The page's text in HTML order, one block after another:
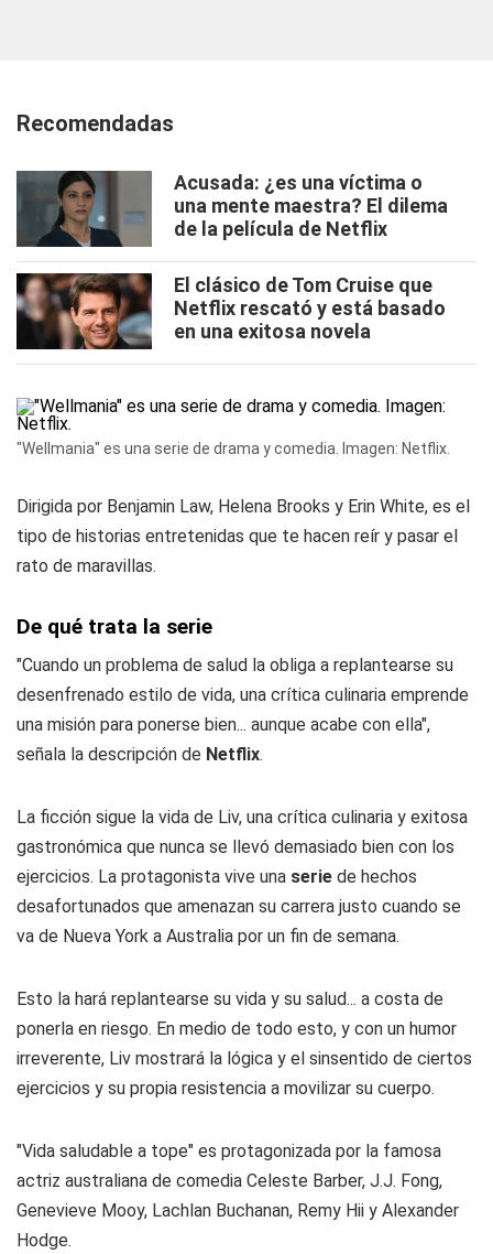
Recomendadas
Acusada: ¿es una víctima o
una mente maestra? El dilema
de la película de Netflix
El clásico de Tom Cruise que
Netflix rescató y está basado
en una exitosa novela
"Wellmania" es una serie de drama y comedia. Imagen: Netflix.
Dirigida por Benjamin Law, Helena Brooks y Erin White, es el
tipo de historias entretenidas que te hacen reír y pasar el
rato de maravillas.
De qué trata la serie
"Cuando un problema de salud la obliga a replantearse su
desenfrenado estilo de vida, una crítica culinaria emprende
una misión para ponerse bien... aunque acabe con ella",
señala la descripción de Netflix.
La ficción sigue la vida de Liv, una crítica culinaria y exitosa
gastronómica que nunca se llevó demasiado bien con los
ejercicios. La protagonista vive una serie de hechos
desafortunados que amenazan su carrera justo cuando se
va de Nueva York a Australia por un fin de semana.
Esto la hará replantearse su vida y su salud... a costa de
ponerla en riesgo. En medio de todo esto, y con un humor
irreverente, Liv mostrará la lógica y el sinsentido de ciertos
ejercicios y su propia resistencia a movilizar su cuerpo.
"Vida saludable a tope" es protagonizada por la famosa
actriz australiana de comedia Celeste Barber, J.J. Fong,
Genevieve Mooy, Lachlan Buchanan, Remy Hii y Alexander
Hodge.